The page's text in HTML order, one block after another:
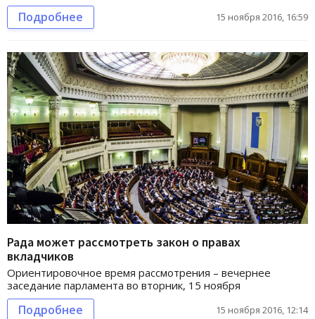
Подробнее 15 ноября 2016, 16:59
Рада может рассмотреть закон о правах
вкладчиков
Ориентировочное время рассмотрения – вечернее
заседание парламента во вторник, 15 ноября
Подробнее 15 ноября 2016, 12:14